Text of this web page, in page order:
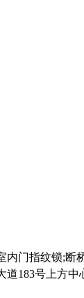
内门指纹锁;断
道183号上方中